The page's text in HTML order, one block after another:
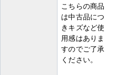
こちらの商品
は中古品につ
きキズなど使
用感はありま
すのでご了承
ください。